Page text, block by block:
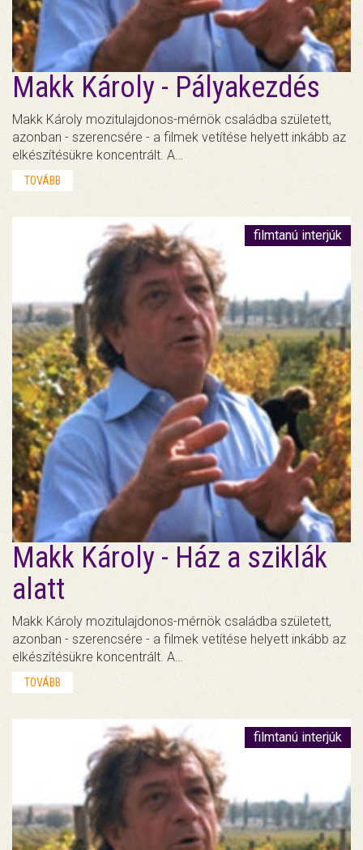
Makk Károly - Pályakezdés
Makk Károly mozitulajdonos-mérnök családba született,
azonban - szerencsére - a filmek vetítése helyett inkább az
elkészítésükre koncentrált. A…
TOVÁBB
filmtanú interjúk
Makk Károly - Ház a sziklák
alatt
Makk Károly mozitulajdonos-mérnök családba született,
azonban - szerencsére - a filmek vetítése helyett inkább az
elkészítésükre koncentrált. A…
TOVÁBB
filmtanú interjúk